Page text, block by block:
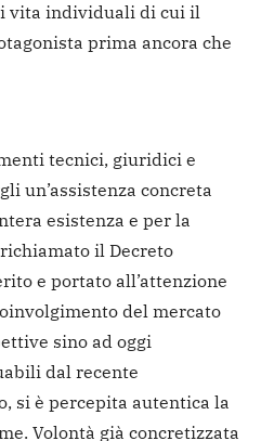
vita individuali di cui il
prima ancora che
tecnici, giuridici e
un’assistenza concreta
esistenza e per la
il Decreto
e portato all’attenzione
del mercato
sino ad oggi
dal recente
si è percepita autentica la
Volontà già concretizzata